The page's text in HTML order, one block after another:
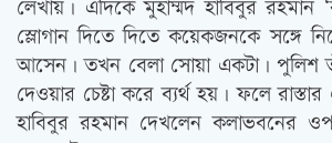
লেখায়। এদিকে মুহাম্মদ হাবিবুর রহমান
স্লোগান দিতে দিতে কয়েকজনকে সঙ্গে
আসেন। তখন বেলা সোয়া একটা। পুলিশ
দেওয়ার চেষ্টা করে ব্যর্থ হয়। ফলে
হাবিবুর রহমান দেখলেন কলাভবনের